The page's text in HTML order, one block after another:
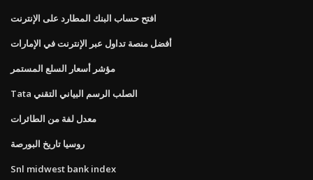
افتح حساب البنك المطارد على الإنترنت
أفضل منصة تداول عبر الإنترنت في الإمارات
مؤشر أسعار السلع المستمر
Tata الصلب الرسم البياني التقني
معدل لفة من الطائرات
روسيا تاريخ البورصة
Snl midwest bank index